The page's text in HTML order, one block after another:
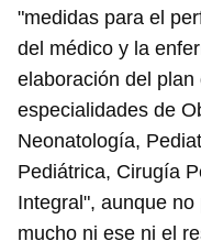
"medidas para el
del médico y la
elaboración del
especialidades de
Neonatología,
Pediátrica, Cirugía
Integral", aunque
mucho ni ese ni el